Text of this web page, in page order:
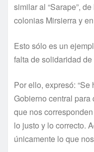
similar al “Sarape”,
colonias Mirsierra y
Esto sólo es un
falta de solidaridad
Por ello, expresó:
Gobierno central
que nos
lo justo y lo correcto.
únicamente lo que